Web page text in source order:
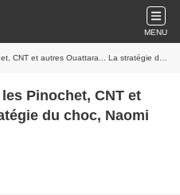
MENU
autres Ouattara... La stratégie du choc, Naomi Klein
Pinochet, CNT et
du choc, Naomi